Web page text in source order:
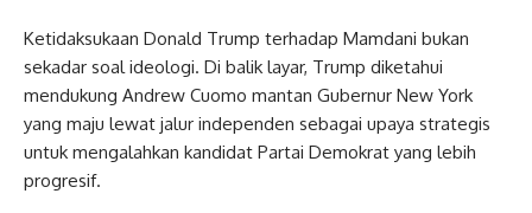
Ketidaksukaan Donald Trump terhadap Mamdani bukan
sekadar soal ideologi. Di balik layar, Trump diketahui
mendukung Andrew Cuomo mantan Gubernur New York
yang maju lewat jalur independen sebagai upaya strategis
untuk mengalahkan kandidat Partai Demokrat yang lebih
progresif.